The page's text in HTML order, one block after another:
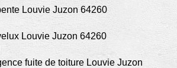
Louvie Juzon 64260
Louvie Juzon 64260
fuite de toiture Louvie Juzon